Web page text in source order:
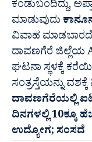
ಕಂಡುಬಂದಿದ್ದು,
ಮಾಡುವುದು
ವಿವಾಹ
ದಾವಣಗೆರೆ ಜಿಲ್ಲೆಯ
ಘಟನಾ ಸ್ಥಳಕ್ಕೆ
ಸಂತ್ರಸ್ತೆಯನ್ನು
ದಾವಣಗೆರೆಯಲ್ಲಿ
ದಿನಗಳಲ್ಲಿ 10ಕ್ಕೂ
ಉದ್ಯೋಗ; ಸಂಸದೆ